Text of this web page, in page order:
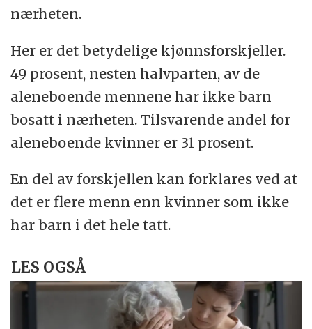
nærheten.
Her er det betydelige kjønnsforskjeller.
49 prosent, nesten halvparten, av de
aleneboende mennene har ikke barn
bosatt i nærheten. Tilsvarende andel for
aleneboende kvinner er 31 prosent.
En del av forskjellen kan forklares ved at
det er flere menn enn kvinner som ikke
har barn i det hele tatt.
LES OGSÅ